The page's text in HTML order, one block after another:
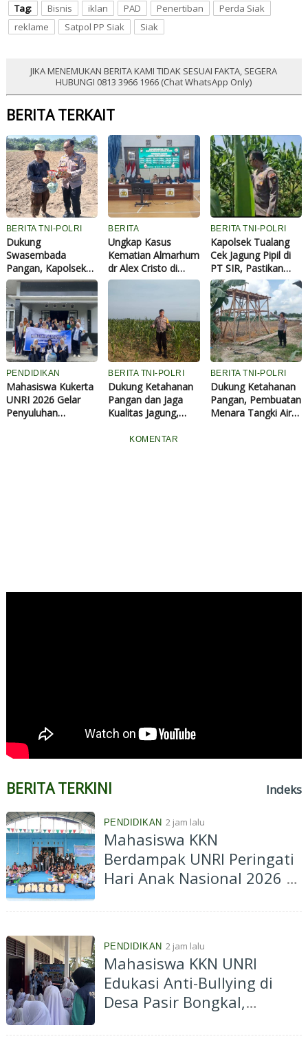
Tag: Bisnis iklan PAD Penertiban
Perda Siak
reklame
Satpol PP Siak Siak
JIKA MENEMUKAN BERITA KAMI TIDAK SESUAI FAKTA, SEGERA
HUBUNGI 0813 3966 1966 (Chat WhatsApp Only)
BERITA TERKAIT
BERITA TNI-POLRI
Dukung
Swasembada
Pangan, Kapolsek
Tualang Serahkan
Bibit Jagung Pipil
Kepada Ponpes Abu
Huroiroh
BERITA
Ungkap Kasus
Kematian Almarhum
dr Alex Cristo di
Siak, Polisi
Atas Perbuatan
Sendiri
BERITA TNI-POLRI
Kapolsek Tualang
Cek Jagung Pipil di
PT SIR, Pastikan
Pertumbuhan
Maksimal Dukung
Ketahanan Pangan
PENDIDIKAN
Mahasiswa Kukerta
UNRI 2026 Gelar
Penyuluhan
BERITA TNI-POLRI
Dukung Ketahanan
Pangan dan Jaga
Kualitas Jagung,
Dampingi Petani
BERITA TNI-POLRI
Dukung Ketahanan
Pangan, Pembuatan
Menara Tangki Air
KOMENTAR
BERITA TERKINI Indeks
PENDIDIKAN 2 jam lalu
Mahasiswa KKN
Berdampak UNRI Peringati
Hari Anak Nasional 2026 di
Perlindungan Anak hingga
PENDIDIKAN 2 jam lalu
Mahasiswa KKN UNRI
Edukasi Anti-Bullying di
Desa Pasir Bongkal,
dan Saling Menghargai